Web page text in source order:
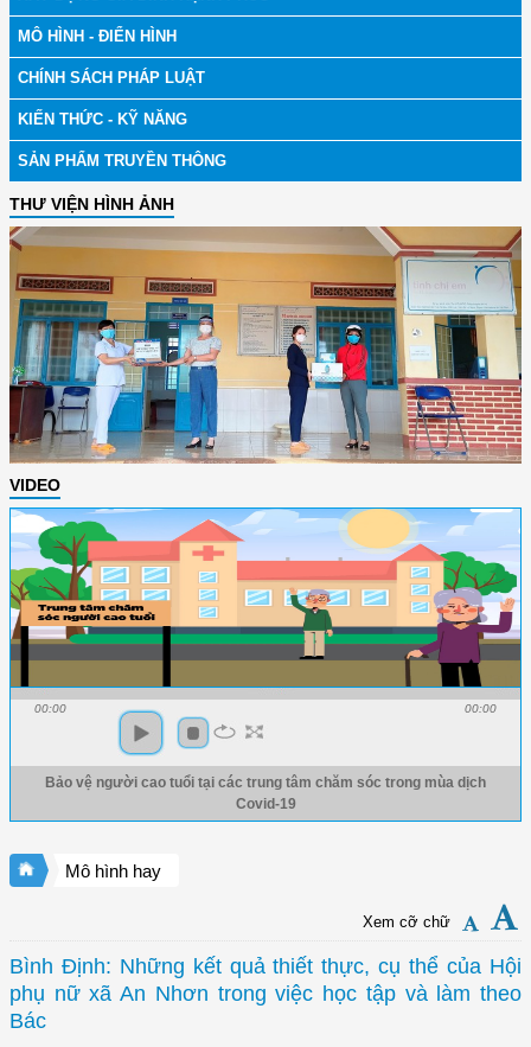
MÔ HÌNH - ĐIỂN HÌNH
CHÍNH SÁCH PHÁP LUẬT
KIẾN THỨC - KỸ NĂNG
SẢN PHẨM TRUYỀN THÔNG
THƯ VIỆN HÌNH ẢNH
VIDEO
00:00 00:00
Bảo vệ người cao tuổi tại các trung tâm chăm sóc trong mùa dịch
Covid-19
Mô hình hay
Xem cỡ chữ
Bình Định: Những kết quả thiết thực, cụ thể của Hội
phụ nữ xã An Nhơn trong việc học tập và làm theo
Bác